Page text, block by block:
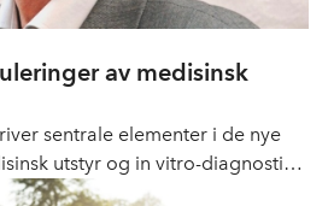
av medisinsk
sentrale elementer i de nye
utstyr og in vitro-diagnostisk